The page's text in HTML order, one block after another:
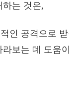
하는 것은,
인 공격으로
보는 데 도움